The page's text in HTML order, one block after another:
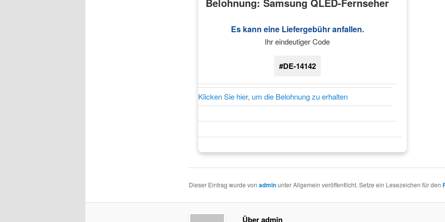
Belohnung: Samsung QLED-Fernseher
Es kann eine Liefergebühr anfallen.
Ihr eindeutiger Code
#DE-14142
Klicken Sie hier, um die Belohnung zu erhalten
Dieser Eintrag wurde von adminunter Allgemein veröffentlicht. Setze ein Lesezeichen für den
Über admin